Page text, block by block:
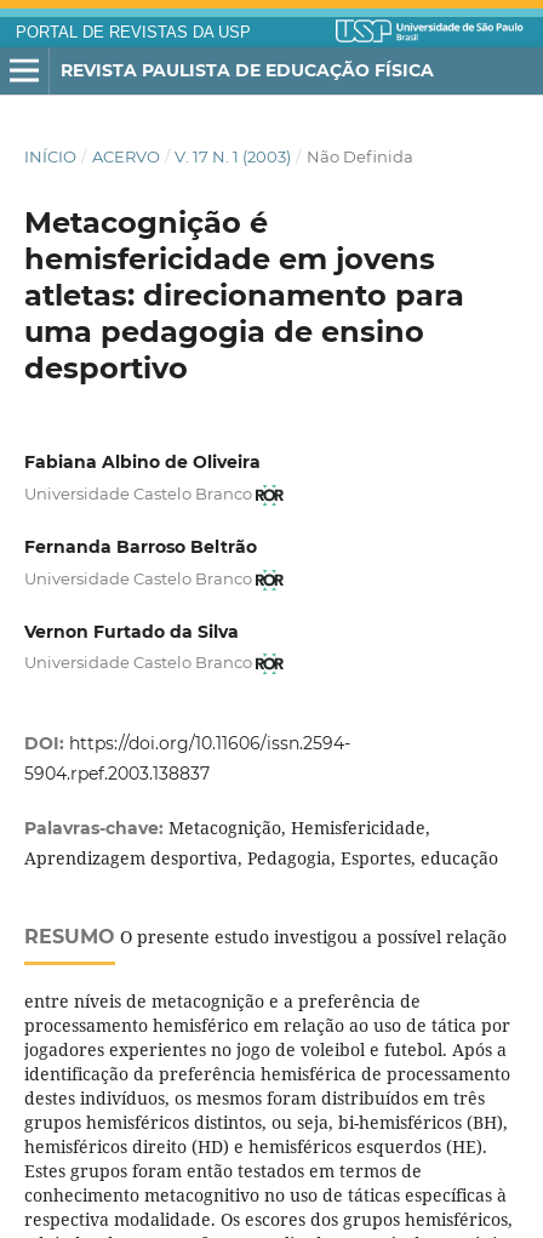
PORTAL DE REVISTAS DA USP
REVISTA PAULISTA DE EDUCAÇÃO FÍSICA
INÍCIO / ACERVO / V. 17 N. 1 (2003) / Não Definida
Metacognição é
hemisfericidade em jovens
atletas: direcionamento para
uma pedagogia de ensino
desportivo
Fabiana Albino de Oliveira
Universidade Castelo Branco
Fernanda Barroso Beltrão
Universidade Castelo Branco
Vernon Furtado da Silva
Universidade Castelo Branco
DOI: https://doi.org/10.11606/issn.2594-
5904.rpef.2003.138837
Palavras-chave: Metacognição, Hemisfericidade,
Aprendizagem desportiva, Pedagogia, Esportes, educação
RESUMO O presente estudo investigou a possível relação
entre níveis de metacognição e a preferência de
processamento hemisférico em relação ao uso de tática por
jogadores experientes no jogo de voleibol e futebol. Após a
identificação da preferência hemisférica de processamento
destes indivíduos, os mesmos foram distribuídos em três
grupos hemisféricos distintos, ou seja, bi-hemisféricos (BH),
hemisféricos direito (HD) e hemisféricos esquerdos (HE).
Estes grupos foram então testados em termos de
conhecimento metacognitivo no uso de táticas específicas à
respectiva modalidade. Os escores dos grupos hemisféricos,